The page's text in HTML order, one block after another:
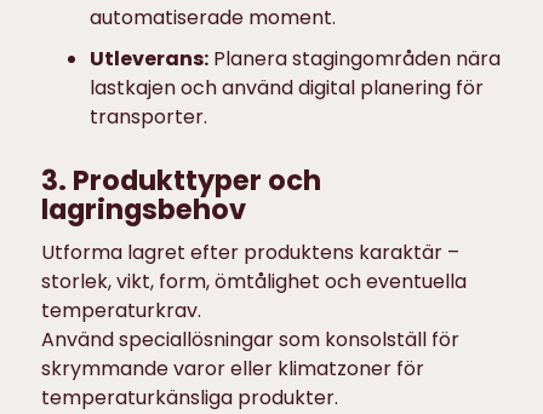
automatiserade moment.
Utleverans:Planera stagingområden nära
lastkajen och använd digital planering för
transporter.
3. Produkttyper och
lagringsbehov
Utforma lagret efter produktens karaktär –
storlek, vikt, form, ömtålighet och eventuella
temperaturkrav.
Använd speciallösningar som konsolställ för
skrymmande varor eller klimatzoner för
temperaturkänsliga produkter.